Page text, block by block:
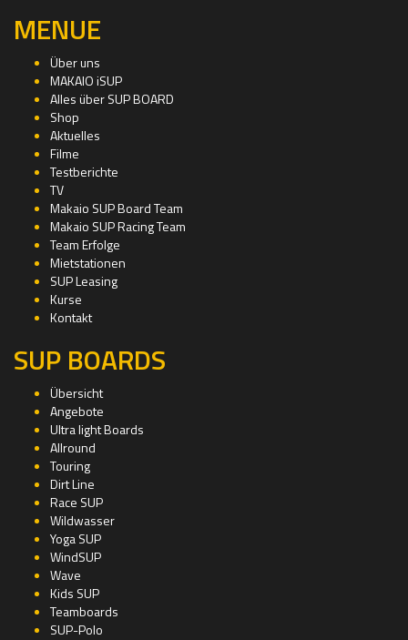
MENUE
Über uns
MAKAIO iSUP
Alles über SUP BOARD
Shop
Aktuelles
Filme
Testberichte
TV
Makaio SUP Board Team
Makaio SUP Racing Team
Team Erfolge
Mietstationen
SUP Leasing
Kurse
Kontakt
SUP BOARDS
Übersicht
Angebote
Ultra light Boards
Allround
Touring
Dirt Line
Race SUP
Wildwasser
Yoga SUP
WindSUP
Wave
Kids SUP
Teamboards
SUP-Polo